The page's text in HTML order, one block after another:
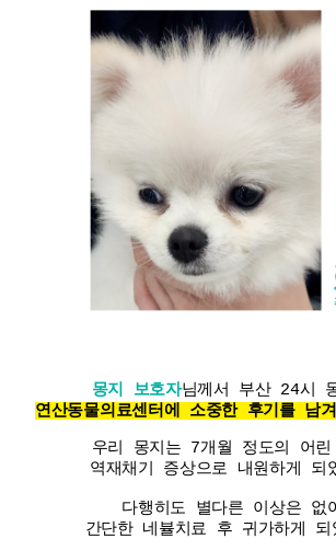
몽지 보호자님께서 부산 24시
연산동물의료센터에 소중한 후기를 남
우리 몽지는 7개월 정도의 어
역재채기 증상으로 내원하게 되
다행히도 별다른 이상은 없
간단한 네뷸치료 후 귀가하게 되